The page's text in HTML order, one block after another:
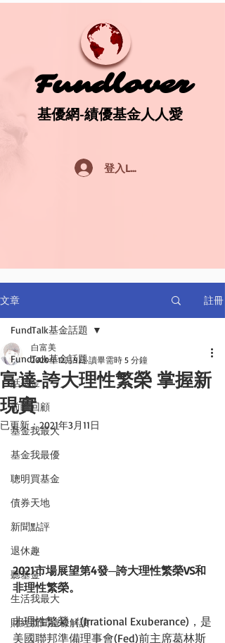
Fundlover
Fundlover
基優網-績優基金人人愛
基優網-績優基金人人愛
登入Log In
文章 註冊
FundTalk基金話題
話基金
前瞻回顧
基金我最大
基金我最優
聰明買基金
債券天地
新聞點評
退休趣
聽基金
生活我最大
財經新聞這樣解讀
FundTalk基金話題
富達-誇大理性繁榮 掌握新
現實
白富美
2020年12月9日 讀畢需時 5 分鐘
已更新：2021年3月11日
2021市場展望第4發─誇大理性繁榮VS和
非理性繁榮。
非理性繁榮（(Irrational Exuberance)，是
美國聯邦準備理事會(Fed)前主席葛林斯